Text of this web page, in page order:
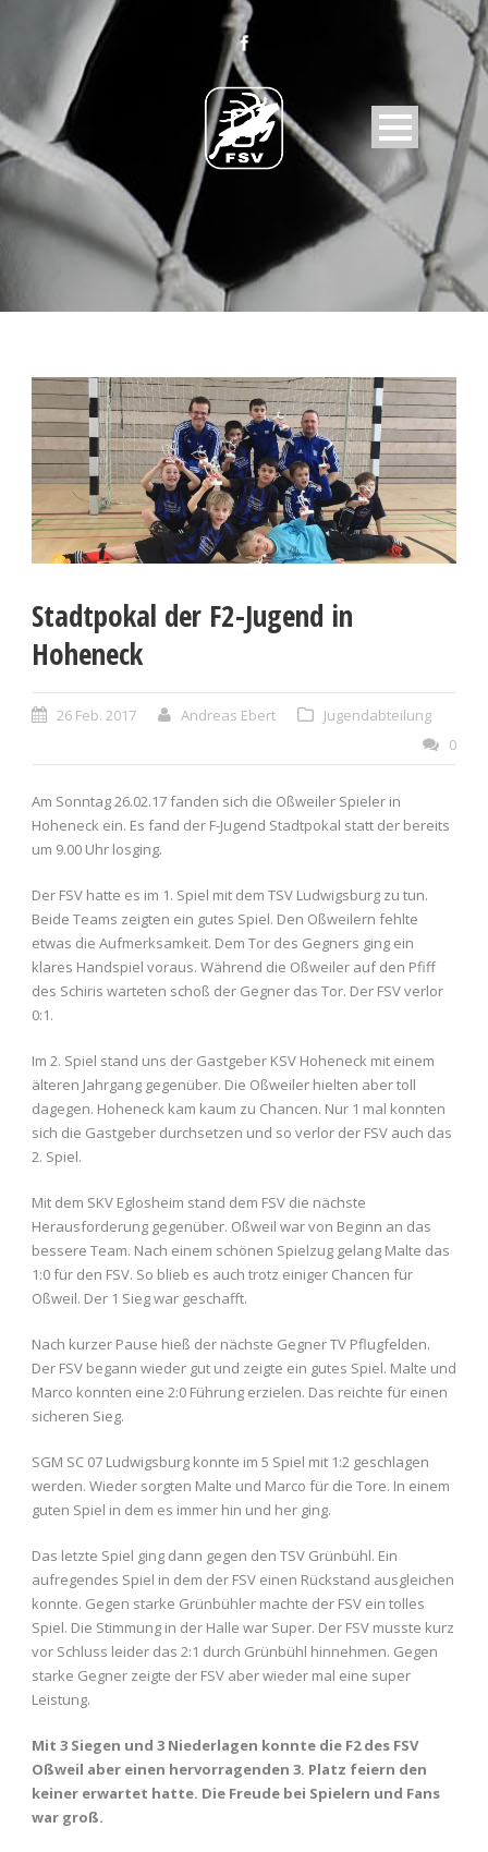
Stadtpokal der F2-Jugend in
Hoheneck
26 Feb. 2017 Andreas Ebert
Jugendabteilung
0
Am Sonntag 26.02.17 fanden sich die Oßweiler Spieler in
Hoheneck ein. Es fand der F-Jugend Stadtpokal statt der bereits
um 9.00 Uhr losging.
Der FSV hatte es im 1. Spiel mit dem TSV Ludwigsburg zu tun.
Beide Teams zeigten ein gutes Spiel. Den Oßweilern fehlte
etwas die Aufmerksamkeit. Dem Tor des Gegners ging ein
klares Handspiel voraus. Während die Oßweiler auf den Pfiff
des Schiris warteten schoß der Gegner das Tor. Der FSV verlor
0:1.
Im 2. Spiel stand uns der Gastgeber KSV Hoheneck mit einem
älteren Jahrgang gegenüber. Die Oßweiler hielten aber toll
dagegen. Hoheneck kam kaum zu Chancen. Nur 1 mal konnten
sich die Gastgeber durchsetzen und so verlor der FSV auch das
2. Spiel.
Mit dem SKV Eglosheim stand dem FSV die nächste
Herausforderung gegenüber. Oßweil war von Beginn an das
bessere Team. Nach einem schönen Spielzug gelang Malte das
1:0 für den FSV. So blieb es auch trotz einiger Chancen für
Oßweil. Der 1 Sieg war geschafft.
Nach kurzer Pause hieß der nächste Gegner TV Pflugfelden.
Der FSV begann wieder gut und zeigte ein gutes Spiel. Malte und
Marco konnten eine 2:0 Führung erzielen. Das reichte für einen
sicheren Sieg.
SGM SC 07 Ludwigsburg konnte im 5 Spiel mit 1:2 geschlagen
werden. Wieder sorgten Malte und Marco für die Tore. In einem
guten Spiel in dem es immer hin und her ging.
Das letzte Spiel ging dann gegen den TSV Grünbühl. Ein
aufregendes Spiel in dem der FSV einen Rückstand ausgleichen
konnte. Gegen starke Grünbühler machte der FSV ein tolles
Spiel. Die Stimmung in der Halle war Super. Der FSV musste kurz
vor Schluss leider das 2:1 durch Grünbühl hinnehmen. Gegen
starke Gegner zeigte der FSV aber wieder mal eine super
Leistung.
Mit 3 Siegen und 3 Niederlagen konnte die F2 des FSV
Oßweil aber einen hervorragenden 3. Platz feiern den
keiner erwartet hatte. Die Freude bei Spielern und Fans
war groß.